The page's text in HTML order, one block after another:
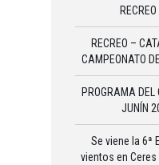
RECREO –
CAMPEONATO
PROGRAMA DEL
JUNÍN
Se viene la 6ª
vientos en